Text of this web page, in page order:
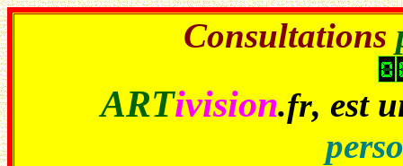
Consultations
ARTivision.fr, est